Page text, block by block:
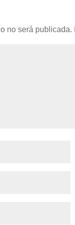
no será publicada.